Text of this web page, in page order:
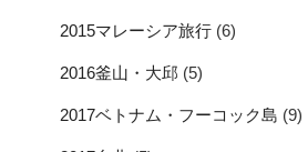
2015マレーシア旅行 (6)
2016釜山・大邱 (5)
2017ベトナム・フーコック島 (9)